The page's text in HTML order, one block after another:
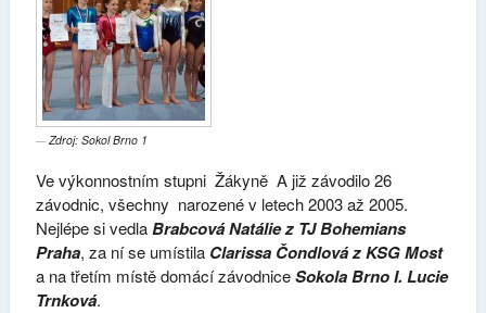
Zdroj: Sokol Brno 1
Ve výkonnostním stupni Žákyně A již závodilo 26
závodnic, všechny narozené v letech 2003 až 2005.
Nejlépe si vedlaBrabcová Natálie z TJ Bohemians
Praha, za ní se umístila Clarissa Čondlová z KSG Most
a na třetím místě domácí závodniceSokola Brno I. Lucie
Trnková.